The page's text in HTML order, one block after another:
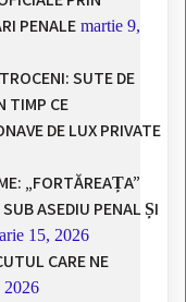
PENALE martie 9,
SUTE DE
TIMP CE
DE LUX PRIVATE
„FORTĂREAȚA”
ASEDIU PENAL ȘI
15, 2026
CARE NE
2026